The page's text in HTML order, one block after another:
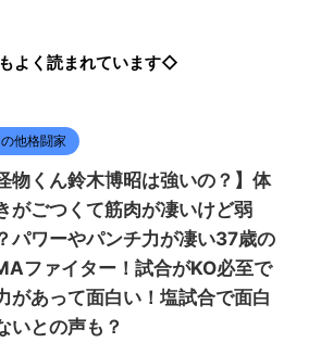
よく読まれています◇
他格闘家
物くん鈴木博昭は強いの？】体
がごつくて筋肉が凄いけど弱
パワーやパンチ力が凄い37歳の
ファイター！試合がKO必至で
があって面白い！塩試合で面白
いとの声も？